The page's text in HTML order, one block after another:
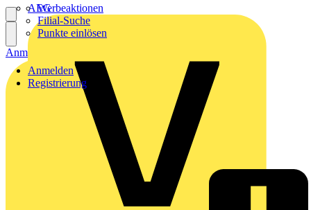
AEG
Werbeaktionen
Filial-Suche
Punkte einlösen
Anmelden
Registrierung
Anmelden